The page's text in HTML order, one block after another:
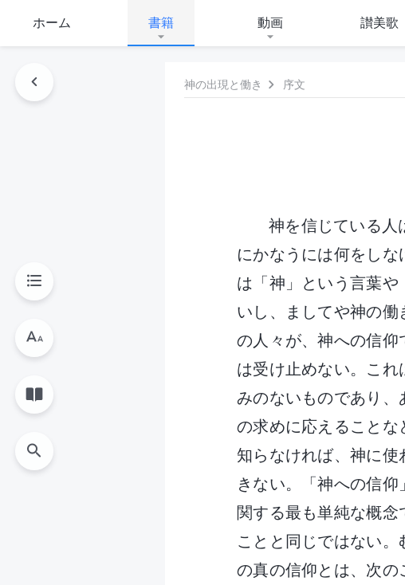
ホーム 書籍 動画 讃美歌
神の出現と働き 序文
神を信じている人
にかなうには何をし
は「神」という言葉
いし、ましてや神の
の人々が、神への信仰
は受け止めない。こ
みのないものであり、
の求めに応えることな
知らなければ、神に
きない。「神への信
関する最も単純な概
ことと同じではない
の真の信仰とは、次の